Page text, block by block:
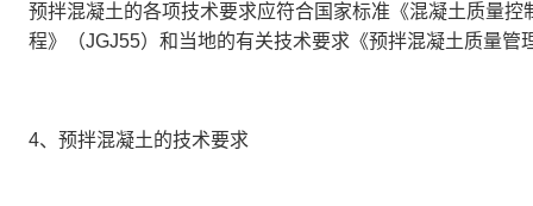
预拌混凝土的各项技术要求应符合国家标准《混凝土质量控
程》（JGJ55）和当地的有关技术要求《预拌混凝土质量管
4、预拌混凝土的技术要求